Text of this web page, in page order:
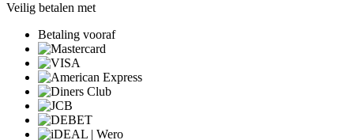
Veilig betalen met
Betaling vooraf